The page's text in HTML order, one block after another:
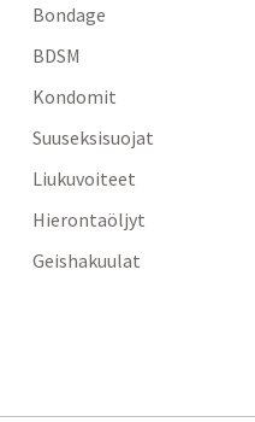
Bondage
BDSM
Kondomit
Suuseksisuojat
Liukuvoiteet
Hierontaöljyt
Geishakuulat